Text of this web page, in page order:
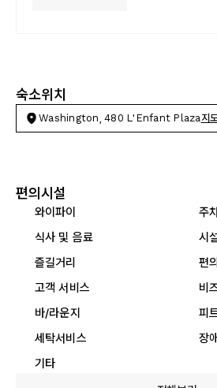
숙소위치
Washington, 480 L'Enfant Plaza지
편의시설
와이파이
주
식사 및 음료
시
즐길거리
편
고객 서비스
비
바/라운지
피
세탁서비스
장
기타